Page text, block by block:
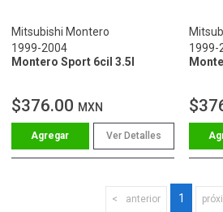
Mitsubishi Montero
1999-2004
Montero Sport 6cil 3.5l
$376.00 MXN
Ver Detalles
1999-
anterior 1